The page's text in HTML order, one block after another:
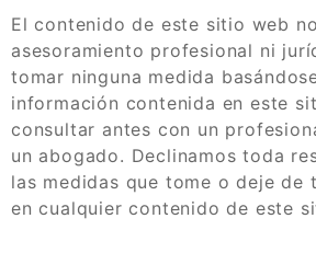
El contenido de este sitio web
asesoramiento profesional ni
tomar ninguna medida
información contenida en este
consultar antes con un
un abogado. Declinamos toda
las medidas que tome o deje de
en cualquier contenido de este